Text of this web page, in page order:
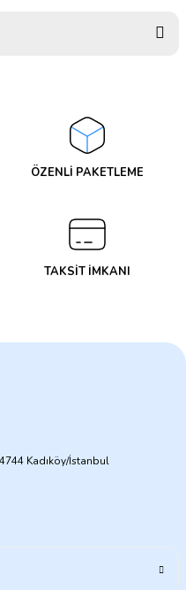
ÖZENLİ PAKETLEME
TAKSİT İMKANI
Kadıköy/İstanbul